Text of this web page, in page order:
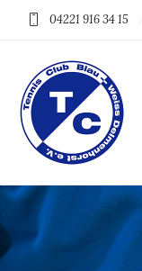
04221 916 34 15